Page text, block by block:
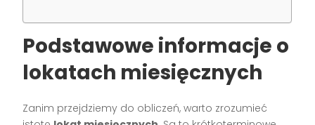
Podstawowe informacje o
lokatach miesięcznych
Zanim przejdziemy do obliczeń, warto zrozumieć